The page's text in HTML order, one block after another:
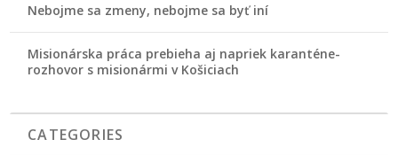
Nebojme sa zmeny, nebojme sa byť iní
Misionárska práca prebieha aj napriek karanténe-
rozhovor s misionármi v Košiciach
CATEGORIES